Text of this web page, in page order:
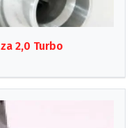
2,0 Turbo